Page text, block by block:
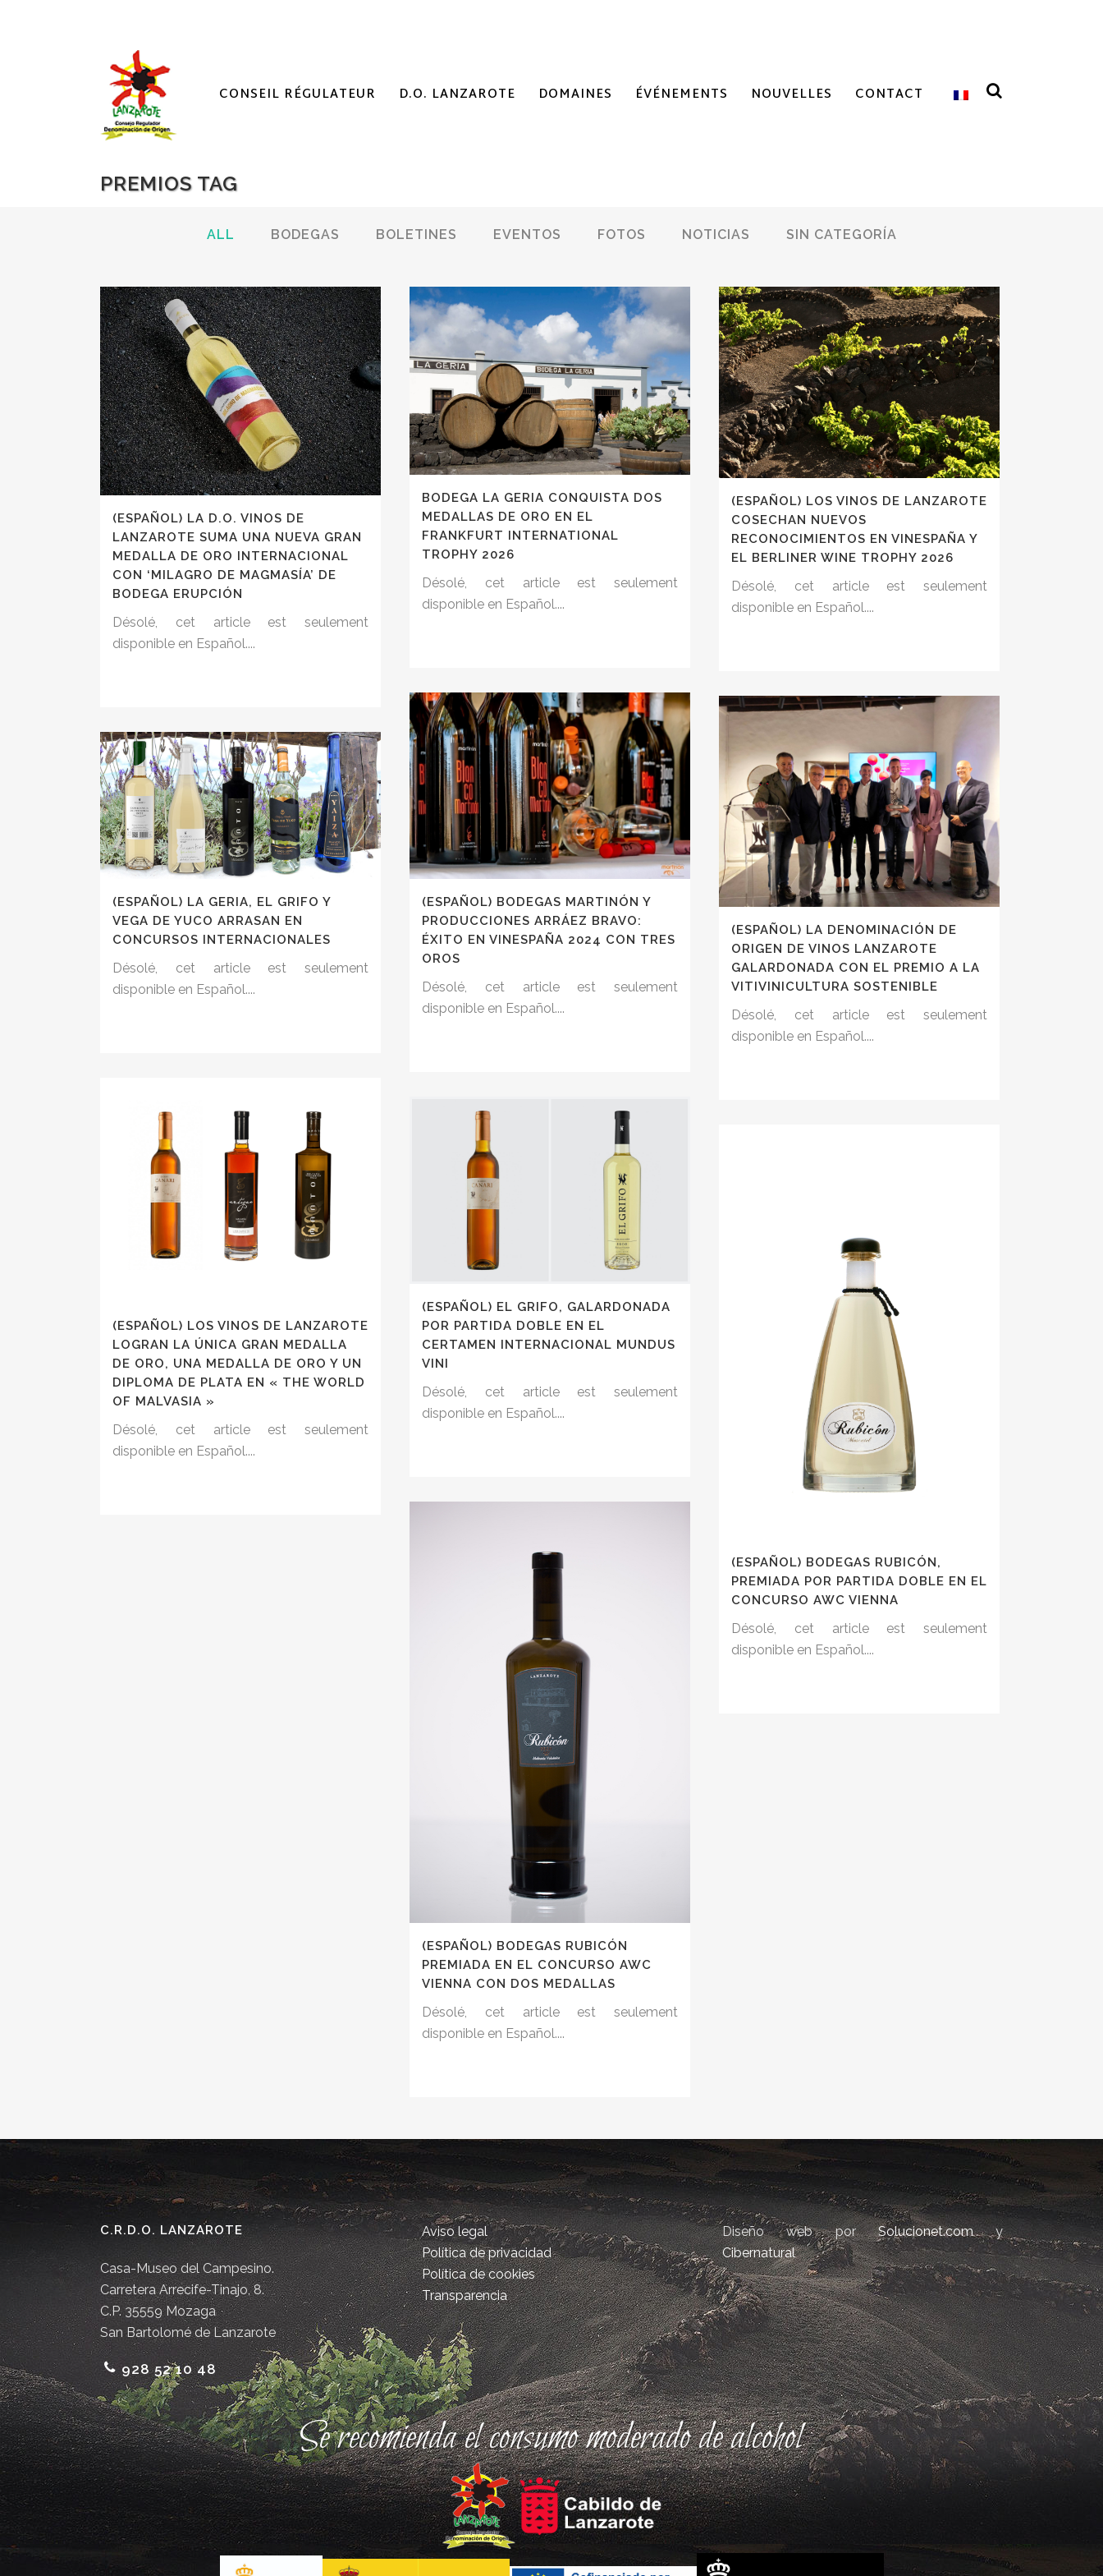
CONSEIL RÉGULATEUR D.O. LANZAROTE DOMAINES ÉVÉNEMENTS NOUVELLES CONTACT
PREMIOS TAG
ALL BODEGAS BOLETINES EVENTOS FOTOS NOTICIAS SIN CATEGORÍA
(ESPAÑOL) LA D.O. VINOS DE
LANZAROTE SUMA UNA NUEVA GRAN
MEDALLA DE ORO INTERNACIONAL
CON ‘MILAGRO DE MAGMASÍA’ DE
BODEGA ERUPCIÓN
Désolé, cet article est seulement
disponible en Español....
BODEGA LA GERIA CONQUISTA DOS
MEDALLAS DE ORO EN EL
FRANKFURT INTERNATIONAL
TROPHY 2026
Désolé, cet article est seulement
disponible en Español....
(ESPAÑOL) LOS VINOS DE LANZAROTE
COSECHAN NUEVOS
RECONOCIMIENTOS EN VINESPAÑA Y
EL BERLINER WINE TROPHY 2026
Désolé, cet article est seulement
disponible en Español....
(ESPAÑOL) BODEGAS MARTINÓN Y
PRODUCCIONES ARRÁEZ BRAVO:
ÉXITO EN VINESPAÑA 2024 CON TRES
OROS
Désolé, cet article est seulement
disponible en Español....
(ESPAÑOL) LA DENOMINACIÓN DE
ORIGEN DE VINOS LANZAROTE
GALARDONADA CON EL PREMIO A LA
VITIVINICULTURA SOSTENIBLE
Désolé, cet article est seulement
disponible en Español....
(ESPAÑOL) LA GERIA, EL GRIFO Y
VEGA DE YUCO ARRASAN EN
CONCURSOS INTERNACIONALES
Désolé, cet article est seulement
disponible en Español....
(ESPAÑOL) LOS VINOS DE LANZAROTE
LOGRAN LA ÚNICA GRAN MEDALLA
DE ORO, UNA MEDALLA DE ORO Y UN
DIPLOMA DE PLATA EN « THE WORLD
OF MALVASIA »
Désolé, cet article est seulement
disponible en Español....
(ESPAÑOL) EL GRIFO, GALARDONADA
POR PARTIDA DOBLE EN EL
CERTAMEN INTERNACIONAL MUNDUS
VINI
Désolé, cet article est seulement
disponible en Español....
(ESPAÑOL) BODEGAS RUBICÓN,
PREMIADA POR PARTIDA DOBLE EN EL
CONCURSO AWC VIENNA
Désolé, cet article est seulement
disponible en Español....
(ESPAÑOL) BODEGAS RUBICÓN
PREMIADA EN EL CONCURSO AWC
VIENNA CON DOS MEDALLAS
Désolé, cet article est seulement
disponible en Español....
C.R.D.O. LANZAROTE
Casa-Museo del Campesino.
Carretera Arrecife-Tinajo, 8.
C.P. 35559 Mozaga
San Bartolomé de Lanzarote
928 52 10 48
Aviso legal
Política de privacidad
Política de cookies
Transparencia
Diseño web porSolucionet.comy
Cibernatural
Se recomienda el consumo moderado de alcohol